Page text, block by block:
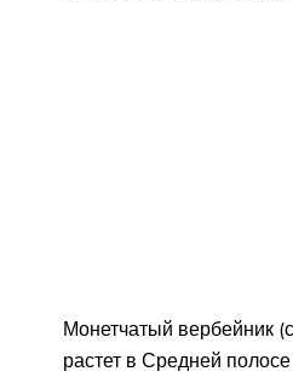
Монетчатый вербейник
растет в Средней